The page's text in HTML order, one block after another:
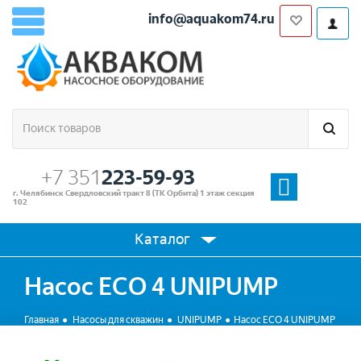
info@aquakom74.ru
+7 351223-59-93
г. Челябинск Свердловский тракт 8 (ТК Орбита) 1 этаж секция
102
Каталог
Насос ECO 4 UNIPUMP
Главная Насосы для скважин UNIPUMP Насос ECO 4 UNIPUMP